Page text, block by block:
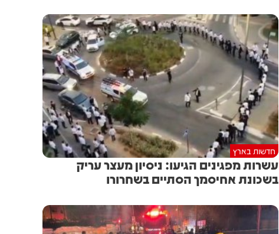
חדשות בארץ
עשרות מפגינים הגיעו: ניסיון מעצר עריק
בשכונת אחיסמך הסתיים בשחרורו